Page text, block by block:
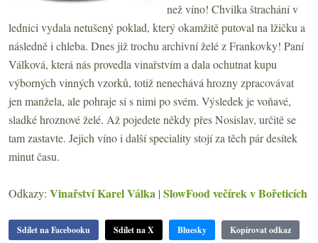
než víno! Chvilka štrachání v
lednici vydala netušený poklad, který okamžitě putoval na lžičku a
následně i chleba. Dnes již trochu archivní želé z Frankovky! Paní
Válková, která nás provedla vinařstvím a dala ochutnat kupu
výborných vinných vzorků, totiž nenechává hrozny zpracovávat
jen manžela, ale pohraje si s nimi po svém. Výsledek je voňavé,
sladké hroznové želé. Až pojedete někdy přes Nosislav, určitě se
tam zastavte. Jejich víno i další speciality stojí za těch pár desítek
minut času.
Odkazy: Vinařství Karel Válka | SlowFood večírek v Bořeticích
Sdílet na Facebooku Sdílet na X Bluesky Kopírovat odkaz